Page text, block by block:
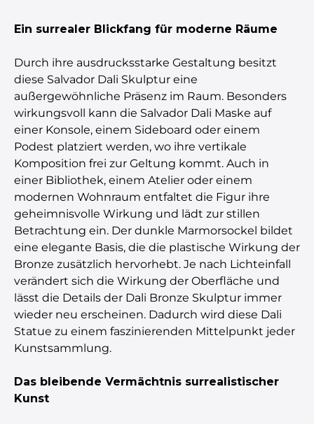
Ein surrealer Blickfang für moderne Räume
Durch ihre ausdrucksstarke Gestaltung besitzt
diese Salvador Dali Skulptur eine
außergewöhnliche Präsenz im Raum. Besonders
wirkungsvoll kann die Salvador Dali Maske auf
einer Konsole, einem Sideboard oder einem
Podest platziert werden, wo ihre vertikale
Komposition frei zur Geltung kommt. Auch in
einer Bibliothek, einem Atelier oder einem
modernen Wohnraum entfaltet die Figur ihre
geheimnisvolle Wirkung und lädt zur stillen
Betrachtung ein. Der dunkle Marmorsockel bildet
eine elegante Basis, die die plastische Wirkung der
Bronze zusätzlich hervorhebt. Je nach Lichteinfall
verändert sich die Wirkung der Oberfläche und
lässt die Details der Dali Bronze Skulptur immer
wieder neu erscheinen. Dadurch wird diese Dali
Statue zu einem faszinierenden Mittelpunkt jeder
Kunstsammlung.
Das bleibende Vermächtnis surrealistischer
Kunst